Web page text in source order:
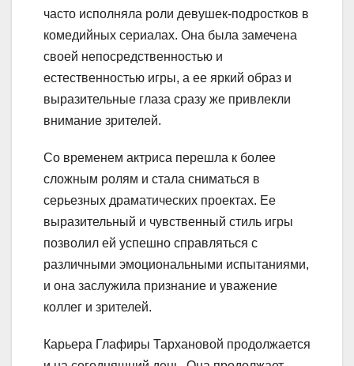
часто исполняла роли девушек-подростков в
комедийных сериалах. Она была замечена
своей непосредственностью и
естественностью игры, а ее яркий образ и
выразительные глаза сразу же привлекли
внимание зрителей.
Со временем актриса перешла к более
сложным ролям и стала сниматься в
серьезных драматических проектах. Ее
выразительный и чувственный стиль игры
позволил ей успешно справляться с
различными эмоциональными испытаниями,
и она заслужила признание и уважение
коллег и зрителей.
Карьера Глафиры Тархановой продолжается